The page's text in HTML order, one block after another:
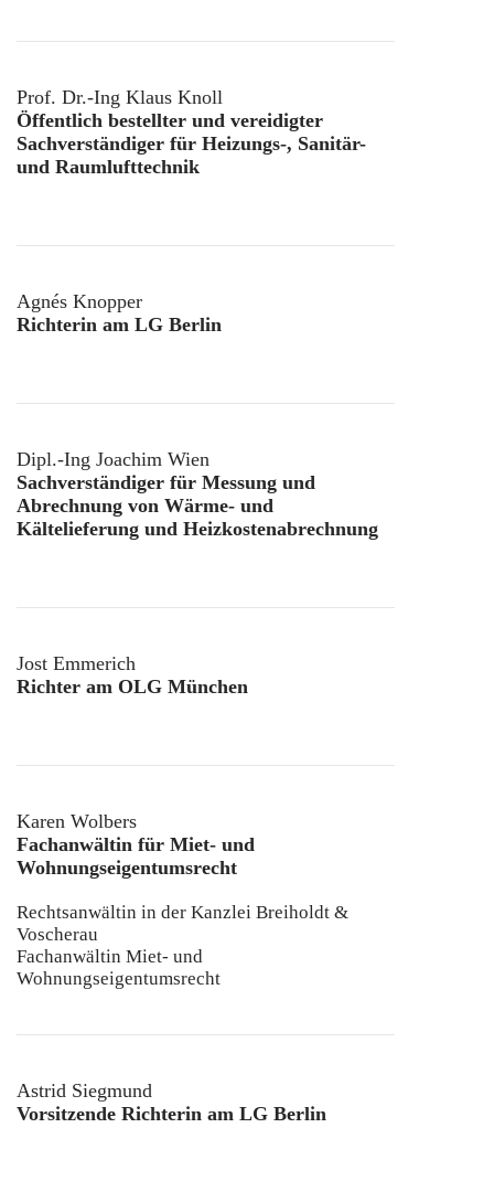
Prof. Dr.-Ing Klaus Knoll
Öffentlich bestellter und vereidigter
Sachverständiger für Heizungs-, Sanitär-
und Raumlufttechnik
Agnés Knopper
Richterin am LG Berlin
Dipl.-Ing Joachim Wien
Sachverständiger für Messung und
Abrechnung von Wärme- und
Kältelieferung und Heizkostenabrechnung
Jost Emmerich
Richter am OLG München
Karen Wolbers
Fachanwältin für Miet- und
Wohnungseigentumsrecht
Rechtsanwältin in der Kanzlei Breiholdt &
Voscherau
Fachanwältin Miet- und
Wohnungseigentumsrecht
Astrid Siegmund
Vorsitzende Richterin am LG Berlin